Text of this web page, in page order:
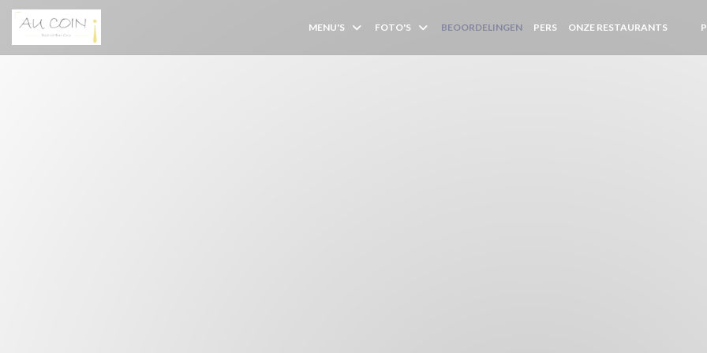
Cookies beheer paneel
MENU'S FOTO'S BEOORDELINGEN PERS ONZE RESTAURANTS